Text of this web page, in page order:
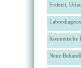
Freizeit,
Kosmetische
Neue